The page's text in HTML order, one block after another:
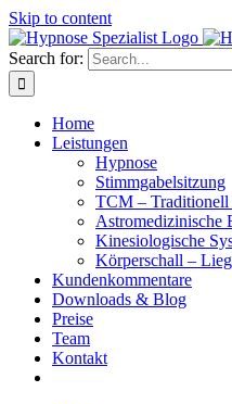
Skip to content
Search for:
Home
Leistungen
Hypnose
Stimmgabelsitzung
TCM – Traditionell
Astromedizinische
Kinesiologische
Körperschall –
Kundenkommentare
Downloads & Blog
Preise
Team
Kontakt